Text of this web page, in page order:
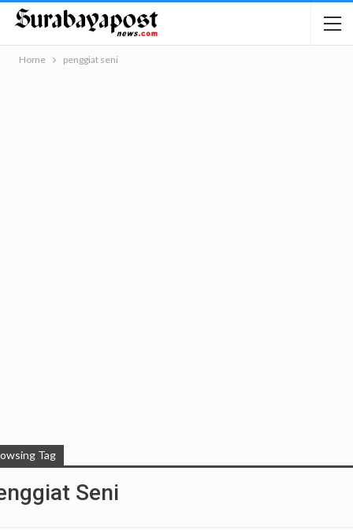
Home penggiat seni
Tag
Seni